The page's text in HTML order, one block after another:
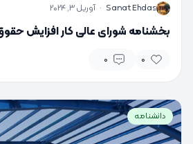
S
Sanat Ehdas
· آوریل 3, 2024
بخشنامه شورای عالی کار افزایش حقوق
0
0
دانشنامه